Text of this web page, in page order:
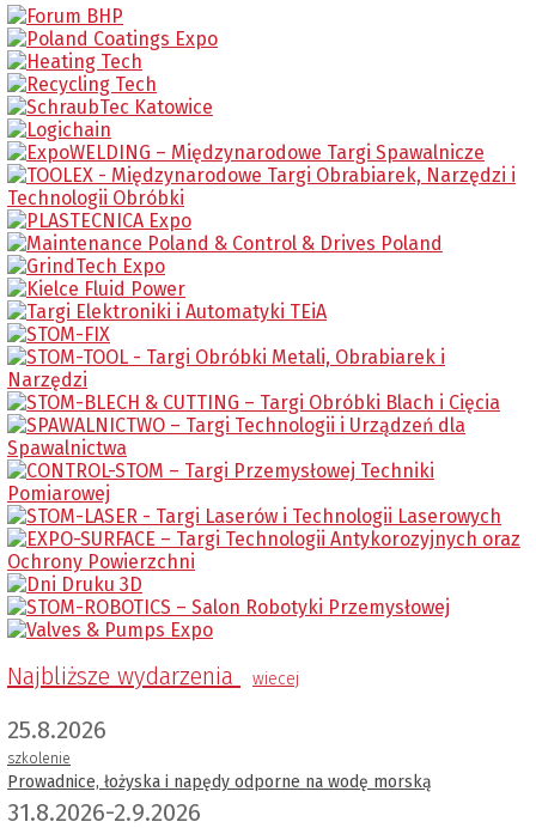
Najbliższe wydarzenia wiecej
25.8.2026
szkolenie
Prowadnice, łożyska i napędy odporne na wodę morską
31.8.2026-2.9.2026